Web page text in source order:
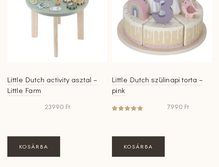
Little Dutch activity asztal –
Little Farm
23990 Ft
KOSÁRBA
Little Dutch szülinapi torta –
pink
7990 Ft
KOSÁRBA